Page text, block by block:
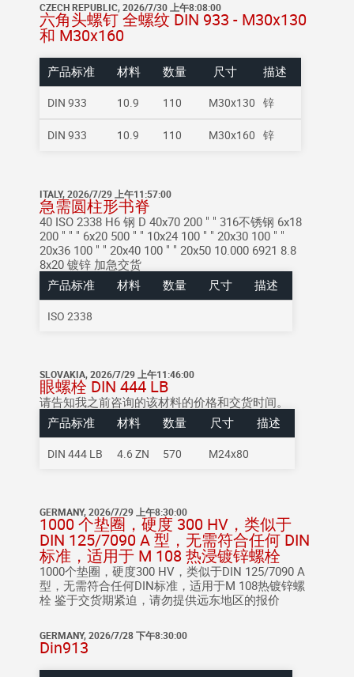
CZECH REPUBLIC, 2026/7/30 上午8:08:00
六角头螺钉 全螺纹 DIN 933 - M30x130
和 M30x160
产品标准 材料 数量 尺寸 描述
DIN 933 10.9 110 M30x130 锌
DIN 933 10.9 110 M30x160 锌
ITALY, 2026/7/29 上午11:57:00
急需圆柱形书脊
40 ISO 2338 H6 钢 D 40x70 200 " " 316不锈钢 6x18
200 " " " 6x20 500 " " 10x24 100 " " 20x30 100 " "
20x36 100 " " 20x40 100 " " 20x50 10.000 6921 8.8
8x20 镀锌 加急交货
产品标准
材料 数量 尺寸 描述
ISO 2338
SLOVAKIA, 2026/7/29 上午11:46:00
眼螺栓 DIN 444 LB
请告知我之前咨询的该材料的价格和交货时间。
产品标准
材料 数量 尺寸 描述
DIN 444 LB 4.6 ZN 570 M24x80
GERMANY, 2026/7/29 上午8:30:00
1000 个垫圈，硬度 300 HV，类似于
DIN 125/7090 A 型，无需符合任何 DIN
标准，适用于 M 108 热浸镀锌螺栓
1000个垫圈，硬度300 HV，类似于DIN 125/7090 A
型，无需符合任何DIN标准，适用于M 108热镀锌螺
栓 鉴于交货期紧迫，请勿提供远东地区的报价
GERMANY, 2026/7/28 下午8:30:00
Din913